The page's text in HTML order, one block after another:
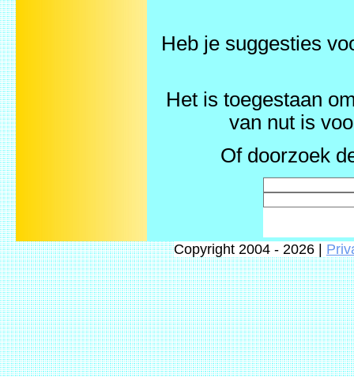
Heb je suggesties
Het is toegestaan
van nut is
Of doorzoek
Copyright 2004 - 2026 |